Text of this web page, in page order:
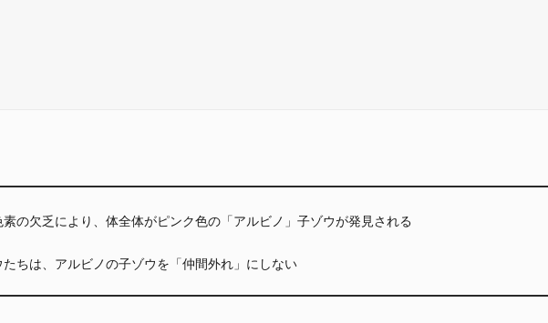
素の欠乏により、体全体がピンク色の「アルビノ」子ゾウが発見される
ちは、アルビノの子ゾウを「仲間外れ」にしない